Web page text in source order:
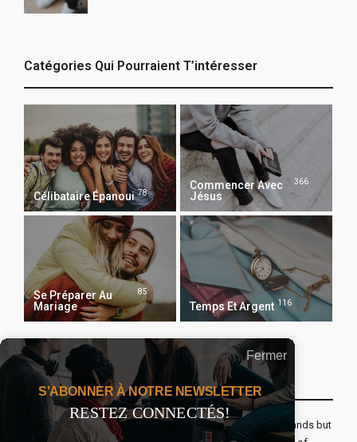
Catégories Qui Pourraient T’intéresser
Célibataire Épanoui 78
Commencer Avec
Jésus
366
Se Préparer Au
Mariage
85
Temps Et Argent 116
Recevoir Notre Newsletter Chaque Matin
The real voyage of discovery consists not in seeking new lands but
Fermer
S'ABONNER À NOTRE NEWSLETTER
RESTEZ CONNECTÉS!